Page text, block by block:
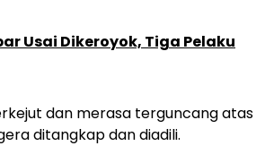
Usai Dikeroyok, Tiga Pelaku
dan merasa terguncang atas
ditangkap dan diadili.